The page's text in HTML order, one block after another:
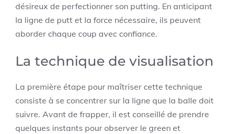
désireux de perfectionner son putting. En anticipant
la ligne de putt et la force nécessaire, ils peuvent
aborder chaque coup avec confiance.
La technique de visualisation
La première étape pour maîtriser cette technique
consiste à se concentrer sur la ligne que la balle doit
suivre. Avant de frapper, il est conseillé de prendre
quelques instants pour observer le green et